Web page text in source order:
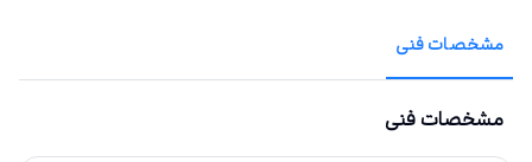
مشخصات فنی
مشخصات فنی